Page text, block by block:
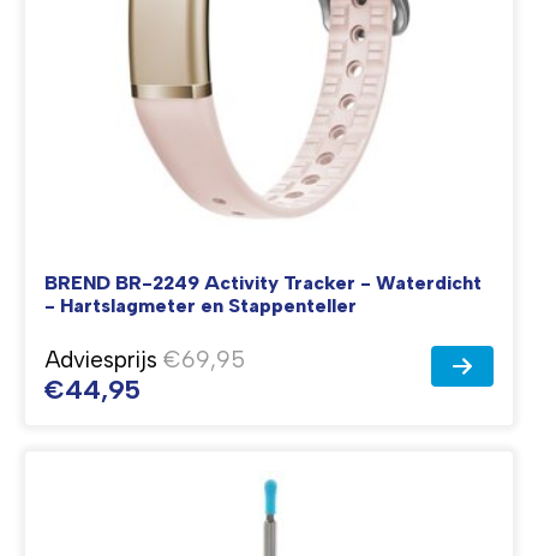
BREND BR-2249 Activity Tracker - Waterdicht
- Hartslagmeter en Stappenteller
Adviesprijs €69,95
€44,95